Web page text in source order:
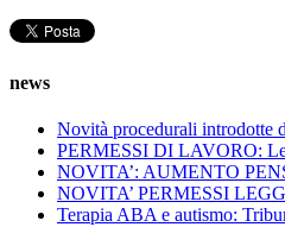
news
Novità procedurali introdotte
PERMESSI DI LAVORO:
NOVITA’: AUMENTO
NOVITA’ PERMESSI
Terapia ABA e autismo: